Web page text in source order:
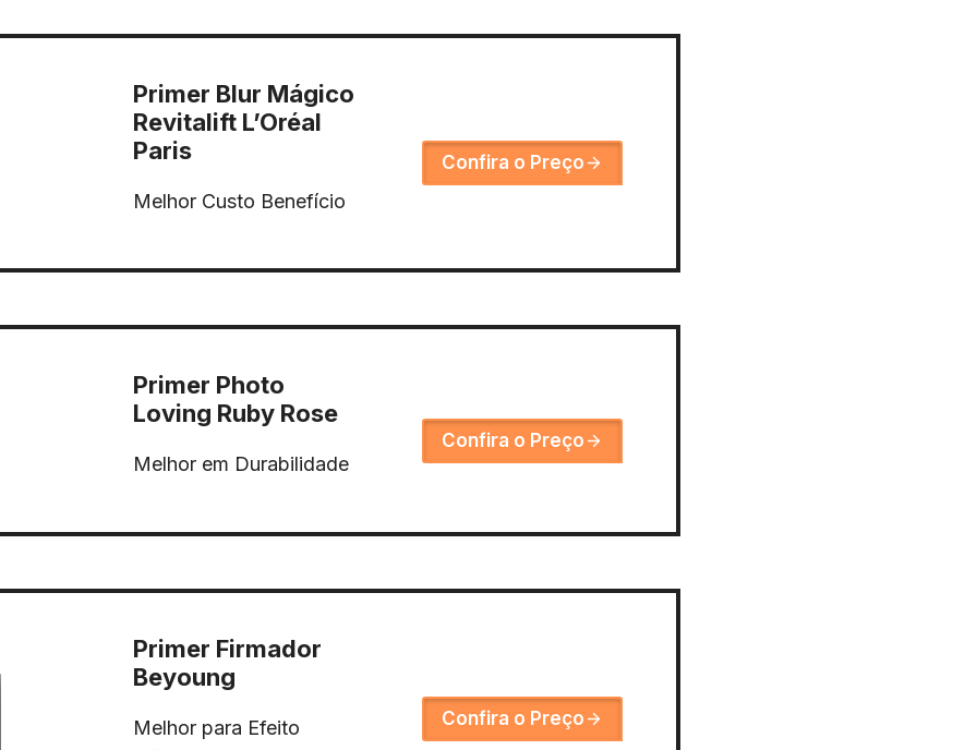
Primer Blur Mágico
Revitalift L’Oréal
Paris
Melhor Custo Benefício
Confira o Preço
Primer Photo
Loving Ruby Rose
Melhor em Durabilidade
Confira o Preço
Primer Firmador
Beyoung
Melhor para Efeito
Confira o Preço